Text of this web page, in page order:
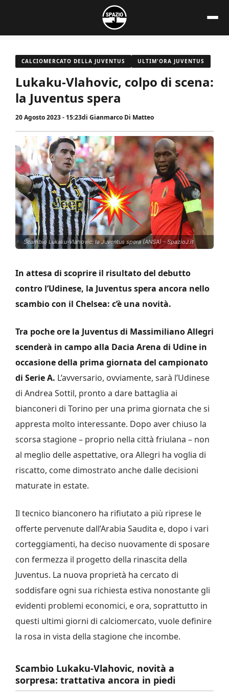
contenuto
CALCIOMERCATO DELLA JUVENTUS ULTIM'ORA JUVENTUS
Lukaku-Vlahovic, colpo di scena:
la Juventus spera
20 Agosto 2023 - 15:23di Gianmarco Di Matteo
Scambio Lukaku-Vlahovic: la Juventus spera (ANSA) - SpazioJ.it
In attesa di scoprire il risultato del debutto
contro l’Udinese, la Juventus spera ancora nello
scambio con il Chelsea: c’è una novità.
Tra poche ore la Juventus di Massimiliano Allegri
scenderà in campo alla Dacia Arena di Udine in
occasione della prima giornata del campionato
di Serie A. L’avversario, ovviamente, sarà l’Udinese
di Andrea Sottil, pronto a dare battaglia ai
bianconeri di Torino per una prima giornata che si
appresta molto interessante. Dopo aver chiuso la
scorsa stagione – proprio nella città friulana – non
al meglio delle aspettative, ora Allegri ha voglia di
riscatto, come dimostrato anche dalle decisioni
maturate in estate.
Il tecnico bianconero ha rifiutato a più riprese le
offerte pervenute dall’Arabia Saudita e, dopo i vari
corteggiamenti, ha deciso nuovamente di sposare
con fermezza il progetto della rinascita della
Juventus. La nuova proprietà ha cercato di
soddisfare ogni sua richiesta estiva nonostante gli
evidenti problemi economici, e ora, soprattutto in
questi ultimi giorni di calciomercato, vuole definire
la rosa in vista della stagione che incombe.
Scambio Lukaku-Vlahovic, novità a
sorpresa: trattativa ancora in piedi